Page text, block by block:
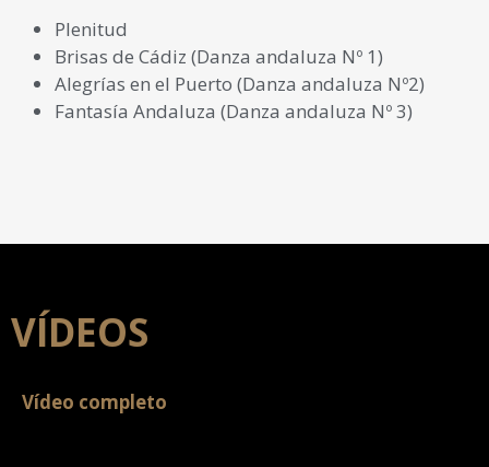
Plenitud
Brisas de Cádiz (Danza andaluza Nº 1)
Alegrías en el Puerto (Danza andaluza Nº2)
Fantasía Andaluza (Danza andaluza Nº 3)
VÍDEOS
Vídeo completo